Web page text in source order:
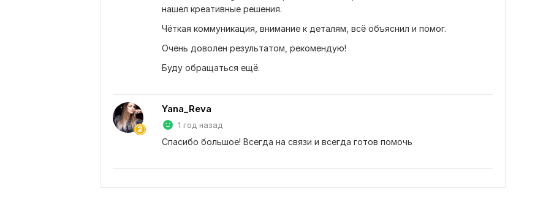
нашел креативные решения.
Чёткая коммуникация, внимание к деталям, всё объяснил и помог.
Очень доволен результатом, рекомендую!
Буду обращаться ещё.
Yana_Reva
1 год назад
Спасибо большое! Всегда на связи и всегда готов помочь